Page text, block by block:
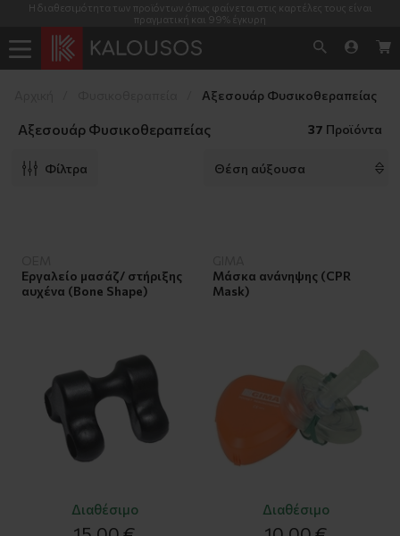
Η διαθεσιμότητα των προϊόντων όπως φαίνεται στις καρτέλες τους είναι
πραγματική και 99% έγκυρη
Αξεσουάρ Φυσικοθεραπείας
Αξεσουάρ Φυσικοθεραπείας 37 Προϊόντα
Φίλτρα
Εργαλείο μασάζ/ στήριξης
αυχένα (Bone Shape)
Διαθέσιμο
Μάσκα ανάνηψης (CPR
Mask)
Διαθέσιμο